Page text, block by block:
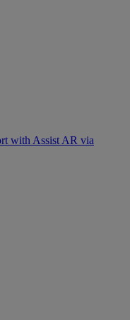
with Assist AR via